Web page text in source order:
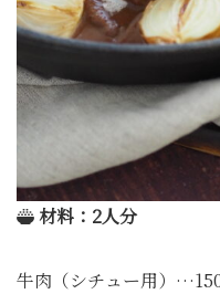
材料：2人分
牛肉（シチュー用）